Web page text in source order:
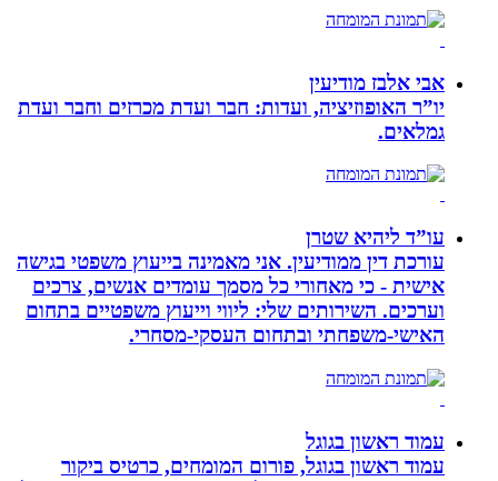
אבי אלבז מודיעין
יו”ר האופוזיציה, ועדות: חבר ועדת מכרזים וחבר ועדת
גמלאים.
עו”ד ליהיא שטרן
עורכת דין ממודיעין. אני מאמינה בייעוץ משפטי בגישה
אישית - כי מאחורי כל מסמך עומדים אנשים, צרכים
וערכים. השירותים שלי: ליווי וייעוץ משפטיים בתחום
האישי-משפחתי ובתחום העסקי-מסחרי.
עמוד ראשון בגוגל
עמוד ראשון בגוגל, פורום המומחים, כרטיס ביקור